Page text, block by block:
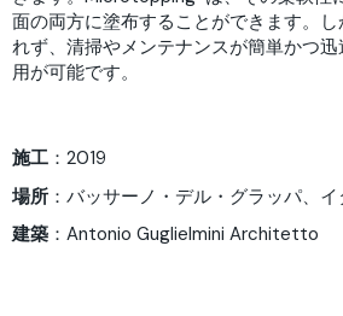
面の両方に塗布することができます。
れず、清掃やメンテナンスが簡単かつ
用が可能です。
施工 ：2019
場所 ：バッサーノ・デル・グラッパ、
建築 ：Antonio Guglielmini Architetto